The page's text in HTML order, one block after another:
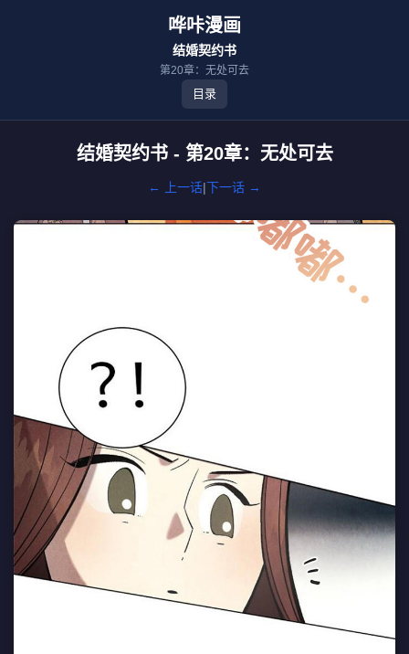
哗咔漫画
结婚契约书
第20章：无处可去
目录
结婚契约书 - 第20章：无处可去
← 上一话|下一话 →